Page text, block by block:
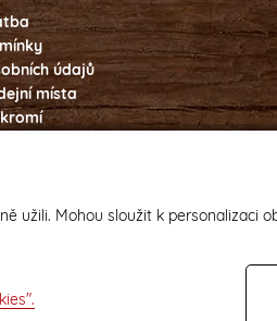
užili. Mohou sloužit k personalizaci
údajů
místa